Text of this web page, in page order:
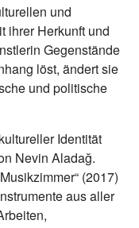
und
ihrer Herkunft und
Gegenstände
löst, ändert sie
und politische
Identität
Nevin Aladağ.
(2017)
aus aller